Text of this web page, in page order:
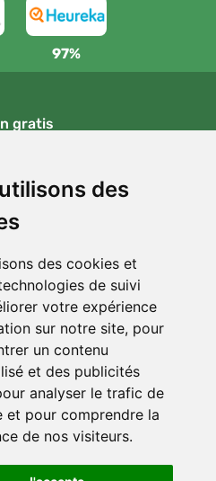
des
des cookies et
de suivi
votre expérience
sur notre site, pour
un contenu
et des publicités
analyser le trafic de
et pour comprendre la
de nos visiteurs.
97%
gratis
boven 95 EUR
gewenst moment binnen 90
we een boom! Lees meer